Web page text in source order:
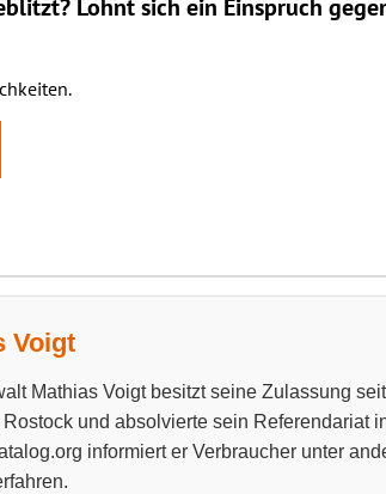
Lohnt sich ein Einspruch
Voigt
Mathias Voigt besitzt seine Zulassung
Rostock und absolvierte sein Referendariat
informiert er Verbraucher unter